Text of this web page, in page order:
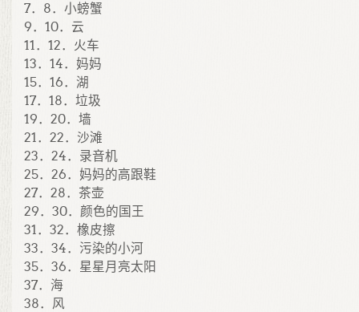
7．8．小螃蟹
9．10．云
11．12．火车
13．14．妈妈
15．16．湖
17．18．垃圾
19．20．墙
21．22．沙滩
23．24．录音机
25．26．妈妈的高跟鞋
27．28．茶壶
29．30．颜色的国王
31．32．橡皮擦
33．34．污染的小河
35．36．星星月亮太阳
37．海
38．风